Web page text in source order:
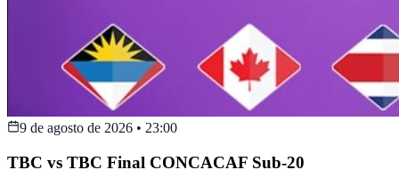
9 de agosto de 2026 • 23:00
TBC vs TBC Final CONCACAF Sub-20